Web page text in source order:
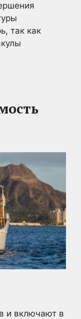
так как
и включают в